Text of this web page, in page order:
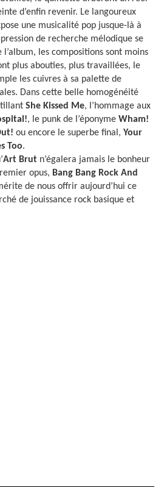
d’enfin revenir. Le langoureux
une musicalité pop jusque-là à
de recherche mélodique se
l’album, les compositions sont moins
plus abouties, plus travaillées, le
les cuivres à sa palette de
Dans cette belle homogénéité
She Kissed Me, l’hommage aux
, le punk de l’éponyme Wham!
ou encore le superbe final, Your
Too.
Art Brut n’égalera jamais le bonheur
opus, Bang Bang Rock And
de nous offrir aujourd’hui ce
de jouissance rock basique et